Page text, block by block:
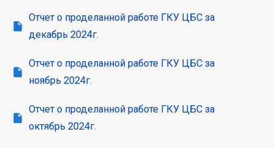
Отчет о проделанной работе ГКУ ЦБС за
декабрь 2024г.
Отчет о проделанной работе ГКУ ЦБС за
ноябрь 2024г.
Отчет о проделанной работе ГКУ ЦБС за
октябрь 2024г.